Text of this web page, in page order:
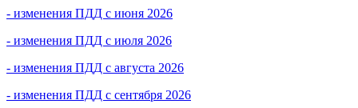
- изменения ПДД с июня 2026
- изменения ПДД с июля 2026
- изменения ПДД с августа 2026
- изменения ПДД с сентября 2026